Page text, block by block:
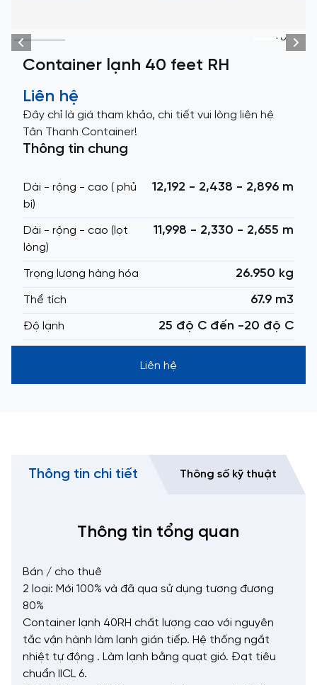
+6
Container lạnh 40 feet RH
Liên hệ
Đây chỉ là giá tham khảo, chi tiết vui lòng liên hệ
Tân Thanh Container!
Thông tin chung
Dài - rộng - cao ( phủ
bì)
12,192 - 2,438 - 2,896 m
Dài - rộng - cao (lọt
lòng)
11,998 - 2,330 - 2,655 m
Trọng lượng hàng hóa 26.950 kg
Thể tích 67.9 m3
Độ lạnh 25 độ C đến -20 độ C
Liên hệ
Thông tin chi tiết Thông số kỹ thuật
Thông tin tổng quan
Bán / cho thuê
2 loại: Mới 100% và đã qua sử dụng tương đương
80%
Container lạnh 40RH chất lượng cao với nguyên
tắc vận hành làm lạnh gián tiếp. Hệ thống ngắt
nhiệt tự động . Làm lạnh bằng quạt gió. Đạt tiêu
chuẩn IICL 6.